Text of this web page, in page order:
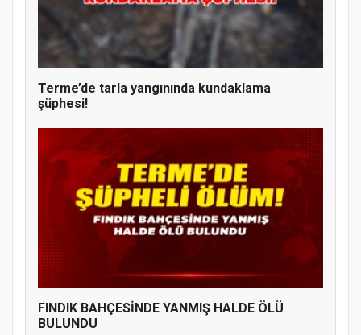
Terme’de tarla yangınında kundaklama
şüphesi!
FINDIK BAHÇESİNDE YANMIŞ HALDE ÖLÜ
BULUNDU